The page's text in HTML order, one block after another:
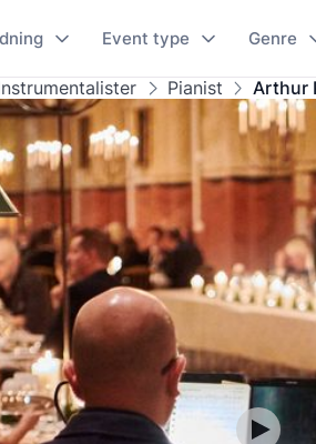
Event type Genre
Pianist Arthur